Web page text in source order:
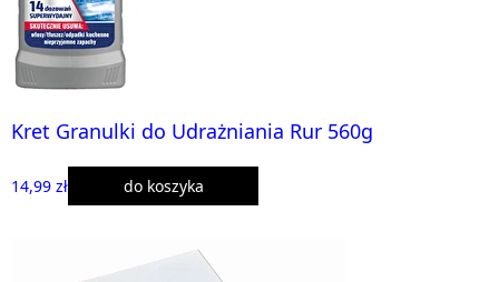
Kret Granulki do Udrażniania Rur 560g
14,99 zł do koszyka